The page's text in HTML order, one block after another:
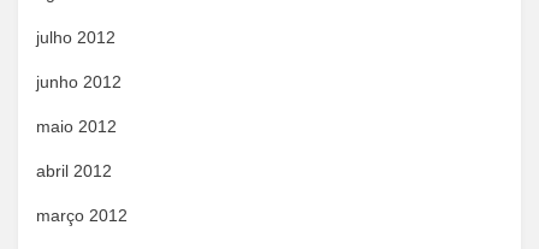
julho 2012
junho 2012
maio 2012
abril 2012
março 2012